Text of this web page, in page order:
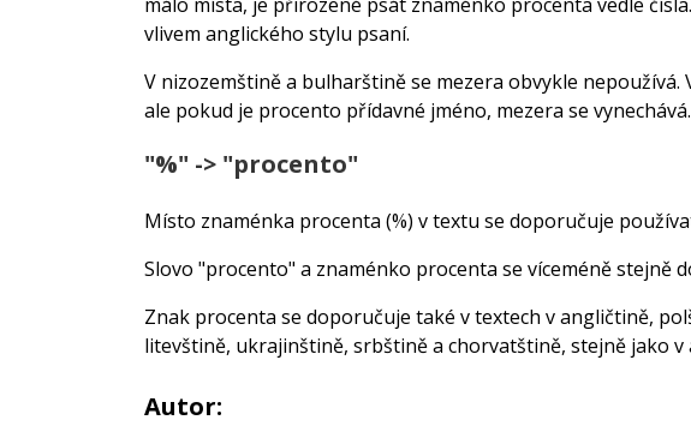
vlivem anglického stylu psaní.
V nizozemštině a bulharštině se mezera obvykle
ale pokud je procento přídavné jméno, mezera se vynechává.
"%" -> "procento"
Místo znaménka procenta (%) v textu se doporučuje
Slovo "procento" a znaménko procenta se víceméně
Znak procenta se doporučuje také v textech v angličtině,
litevštině, ukrajinštině, srbštině a chorvatštině, stejně jako v
Autor: